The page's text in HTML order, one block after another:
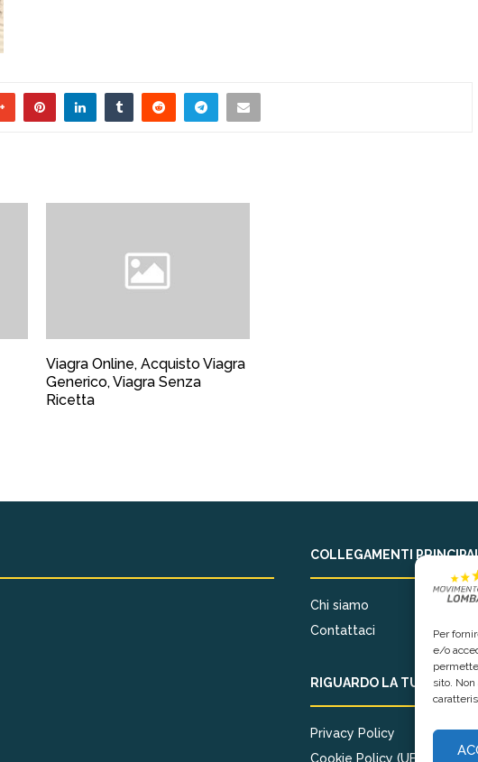
Per
e/o
sito.
Viagra Online, Acquisto Viagra
Generico, Viagra Senza
Ricetta
COLLEGAMENTI
Chi siamo
Contattaci
RIGUARDO LA TUA
Privacy Policy
Cookie Policy (UE)